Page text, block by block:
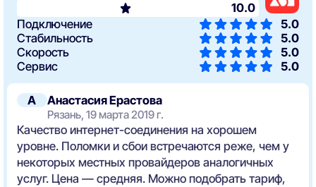
А Анастасия Ерастова
Рязань, 19 марта 2019 г.
Качество интернет-соединения на хорошем
уровне. Поломки и сбои встречаются реже, чем у
некоторых местных провайдеров аналогичных
услуг. Цена — средняя. Можно подобрать тариф,
10.0
Подключение
5.0
Стабильность
5.0
Скорость
5.0
Сервис
5.0